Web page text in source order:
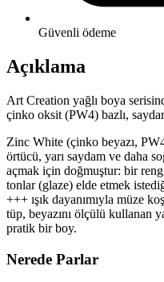
Güvenli ödeme
Açıklama
Art Creation yağlı boya
çinko oksit (PW4) bazlı,
Zinc White (çinko beyazı,
örtücü, yarı saydam ve daha
açmak için doğmuştur: bir
tonlar (glaze) elde etmek
+++ ışık dayanımıyla müze
tüp, beyazını ölçülü kullanan
pratik bir boy.
Nerede Parlar